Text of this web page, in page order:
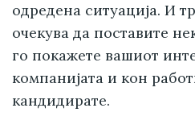
одредена ситуација. И
очекува да поставите
го покажете вашиот
компанијата и кон
кандидирате.